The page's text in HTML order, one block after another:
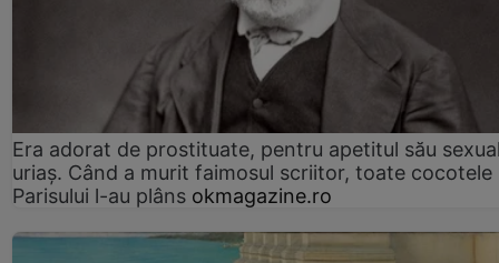
Era adorat de prostituate, pentru apetitul său
uriaș. Când a murit faimosul scriitor, toate cocotele
Parisului l-au plâns okmagazine.ro